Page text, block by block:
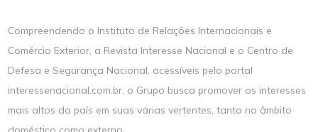
Compreendendo o Instituto de Relações Internacionais e
Comércio Exterior, a Revista Interesse Nacional e o Centro de
Defesa e Segurança Nacional, acessíveis pelo portal
interessenacional.com.br, o Grupo busca promover os interesses
mais altos do país em suas várias vertentes, tanto no âmbito